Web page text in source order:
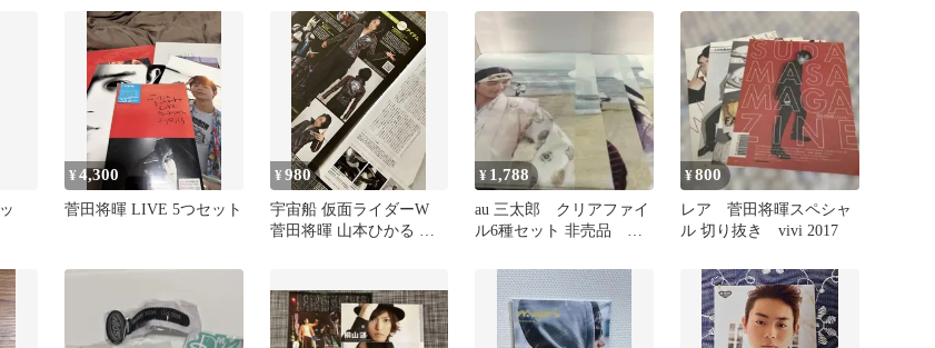
¥4,300
菅田将暉 LIVE 5つセット
¥980
宇宙船 仮面ライダーW
菅田将暉 山本ひかる 切
¥ 1,788
au 三太郎 クリアファイ
ル6種セット 非売品 菅
架純 等
¥800
レア 菅田将暉スペシャ
ル 切り抜き vivi 2017